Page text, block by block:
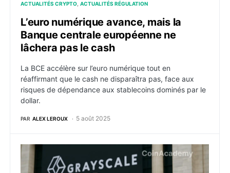
ACTUALITÉS CRYPTO ACTUALITÉS RÉGULATION
L’euro numérique avance, mais la
Banque centrale européenne ne
lâchera pas le cash
La BCE accélère sur l’euro numérique tout en
réaffirmant que le cash ne disparaîtra pas, face aux
risques de dépendance aux stablecoins dominés par le
dollar.
PAR ALEX LEROUX 5 août 2025
Barry Silbert reprend les rênes de Grayscale : cap